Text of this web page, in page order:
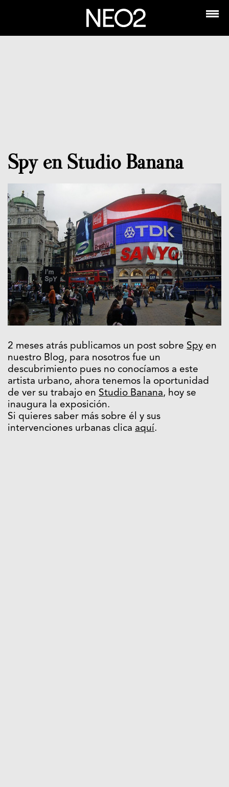
Spy en Studio Banana
2 meses atrás publicamos un post sobre Spy en
nuestro Blog, para nosotros fue un
descubrimiento pues no conocíamos a este
artista urbano, ahora tenemos la oportunidad
de ver su trabajo en Studio Banana, hoy se
inaugura la exposición.
Si quieres saber más sobre él y sus
intervenciones urbanas clica aquí.